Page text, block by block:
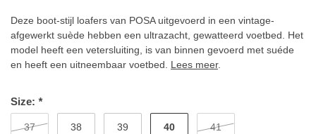
Deze boot-stijl loafers van POSA uitgevoerd in een vintage-
afgewerkt suède hebben een ultrazacht, gewatteerd voetbed. Het
model heeft een vetersluiting, is van binnen gevoerd met suéde
en heeft een uitneembaar voetbed. Lees meer.
Size: *
37 38 39 40 41